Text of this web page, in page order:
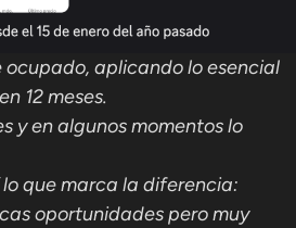
ocupado, aplicando lo esencial
12 meses.
y en algunos momentos lo
que marca la diferencia:
oportunidades pero muy